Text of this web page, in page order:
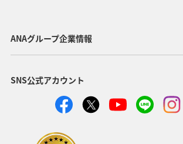
アメリカ・カナダ・中南米 東アジア
歴史・文化・芸術
スウェーデン ミュンヘン クリスマス
ANAグループ企業情報
SNS公式アカウント